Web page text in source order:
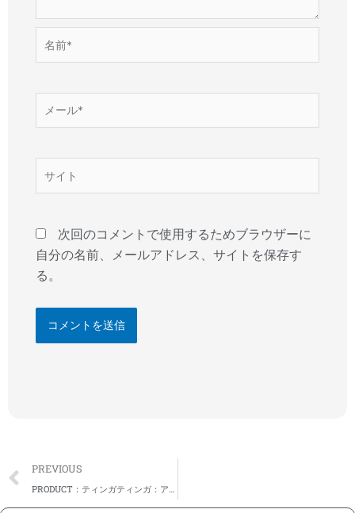
*
次回のコメントで使用するためブラウザーに
自分の名前、メールアドレス、サイトを保存す
る。
Prev
PREVIOUS